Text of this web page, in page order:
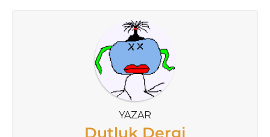
YAZAR
Dutluk Dergi